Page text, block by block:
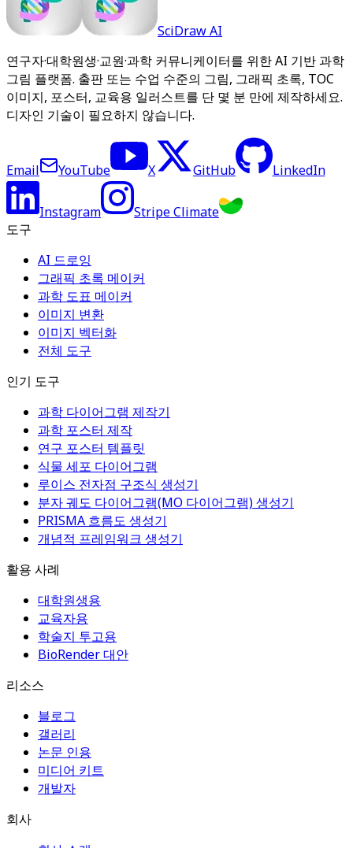
SciDraw AI
연구자·대학원생·교원·과학 커뮤니케이터를 위한 AI 기반 과학
그림 플랫폼. 출판 또는 수업 수준의 그림, 그래픽 초록, TOC
이미지, 포스터, 교육용 일러스트를 단 몇 분 만에 제작하세요.
디자인 기술이 필요하지 않습니다.
Email YouTube X GitHub LinkedIn
Instagram
Stripe Climate
도구
AI 드로잉
그래픽 초록 메이커
과학 도표 메이커
이미지 변환
이미지 벡터화
전체 도구
인기 도구
과학 다이어그램 제작기
과학 포스터 제작
연구 포스터 템플릿
식물 세포 다이어그램
루이스 전자점 구조식 생성기
분자 궤도 다이어그램(MO 다이어그램) 생성기
PRISMA 흐름도 생성기
개념적 프레임워크 생성기
활용 사례
대학원생용
교육자용
학술지 투고용
BioRender 대안
리소스
블로그
갤러리
논문 인용
미디어 키트
개발자
회사